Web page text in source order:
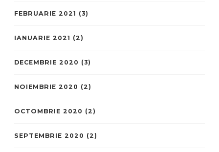
FEBRUARIE 2021 (3)
IANUARIE 2021 (2)
DECEMBRIE 2020 (3)
NOIEMBRIE 2020 (2)
OCTOMBRIE 2020 (2)
SEPTEMBRIE 2020 (2)